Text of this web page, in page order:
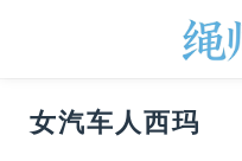
女汽车人西玛